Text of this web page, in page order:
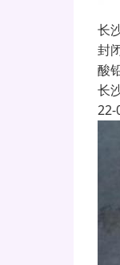
长
封
酸
长
22-